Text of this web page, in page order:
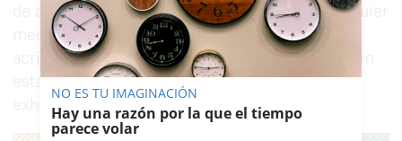
de arte. Las obras pueden ser creadas en cualquier
medio artístico, incluyendo pintura al óleo,
acrílicos, acuarelas, entre otros. Las obras deben
estar debidamente enmarcadas y listas para su
exhibición.
NO ES TU IMAGINACIÓN
Hay una razón por la que el tiempo
parece volar